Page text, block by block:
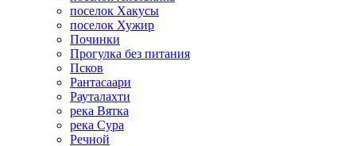
поселок Хакусы
поселок Хужир
Починки
Прогулка без питания
Псков
Рантасаари
Рауталахти
река Вятка
река Сура
Речной